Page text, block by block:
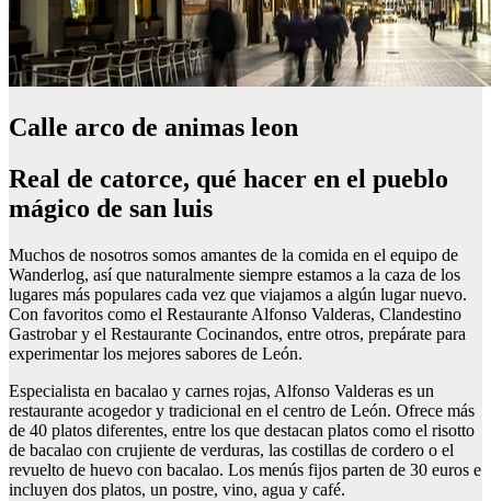
Calle arco de animas leon
Real de catorce, qué hacer en el pueblo
mágico de san luis
Muchos de nosotros somos amantes de la comida en el equipo de
Wanderlog, así que naturalmente siempre estamos a la caza de los
lugares más populares cada vez que viajamos a algún lugar nuevo.
Con favoritos como el Restaurante Alfonso Valderas, Clandestino
Gastrobar y el Restaurante Cocinandos, entre otros, prepárate para
experimentar los mejores sabores de León.
Especialista en bacalao y carnes rojas, Alfonso Valderas es un
restaurante acogedor y tradicional en el centro de León. Ofrece más
de 40 platos diferentes, entre los que destacan platos como el risotto
de bacalao con crujiente de verduras, las costillas de cordero o el
revuelto de huevo con bacalao. Los menús fijos parten de 30 euros e
incluyen dos platos, un postre, vino, agua y café.